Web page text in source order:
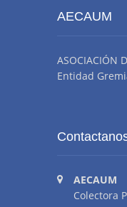
AECAUM
ASOCIACIÓN
Entidad
AECAUM
Colectora